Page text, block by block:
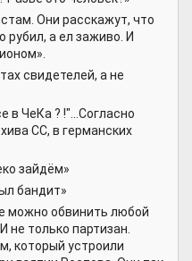
Они расскажут, что
рубил, а ел заживо. И
свидетелей, а не
в ЧеКа ? !"...Согласно
СС, в германских
зайдём»
бандит»
можно обвинить любой
не только партизан.
который устроили